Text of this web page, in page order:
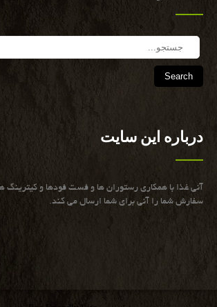
Search
درباره این سایت
آنی غذا با همكاری رستوران ها و فست فودها و كیترینگ ها
سفارش شما را آنی برای شما ارسال می كند.